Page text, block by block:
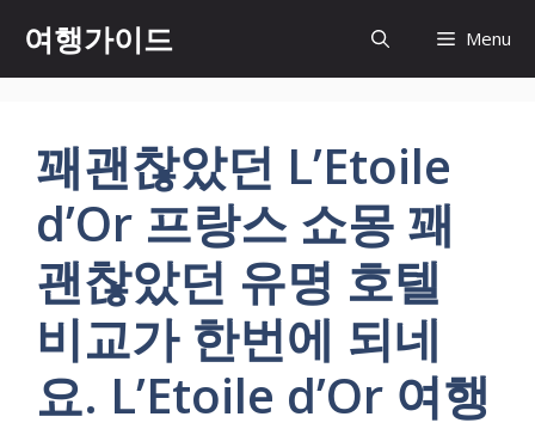
츠
여행가이드 Menu
꽤괜찮았던 L’Etoile
d’Or 프랑스 쇼몽 꽤
괜찮았던 유명 호텔
비교가 한번에 되네
요. L’Etoile d’Or 여행